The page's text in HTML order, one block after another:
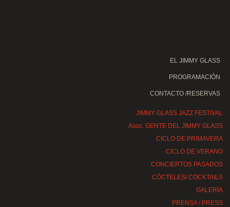
EL JIMMY GLASS
PROGRAMACIÓN
CONTACTO /RESERVAS
JIMMY GLASS JAZZ FESTIVAL
Asoc. GENTE DEL JIMMY GLASS
CICLO DE PRIMAVERA
CICLO DE VERANO
CONCIERTOS PASADOS
CÓCTELES/ COCKTAILS
GALERÍA
PRENSA / PRESS